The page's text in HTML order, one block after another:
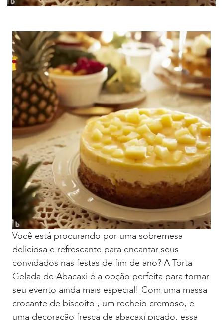
Você está procurando por uma sobremesa
deliciosa e refrescante para encantar seus
convidados nas festas de fim de ano? A Torta
Gelada de Abacaxi é a opção perfeita para tornar
seu evento ainda mais especial! Com uma massa
crocante de biscoito , um recheio cremoso, e
uma decoração fresca de abacaxi picado, essa